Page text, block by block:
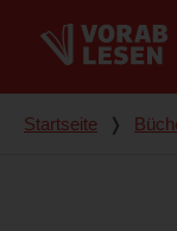
Du bist hier
Startseite ❭